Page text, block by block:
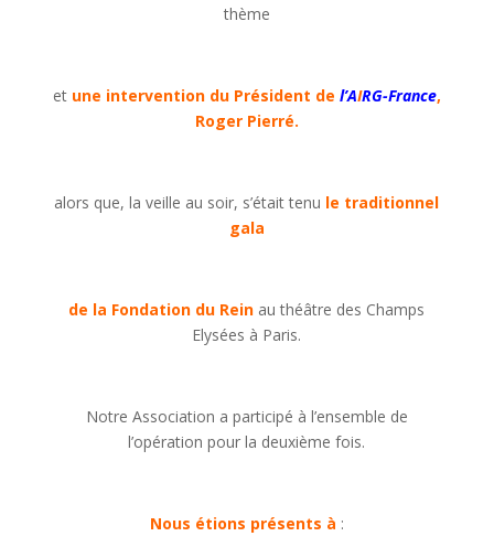
thème
et une intervention du Président de l’AIRG-France,
Roger Pierré.
alors que, la veille au soir, s’était tenu le traditionnel
gala
de la Fondation du Rein au théâtre des Champs
Elysées à Paris.
Notre Association a participé à l’ensemble de
l’opération pour la deuxième fois.
Nous étions présents à :